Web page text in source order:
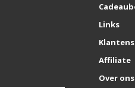
Links
Affiliate
Over ons